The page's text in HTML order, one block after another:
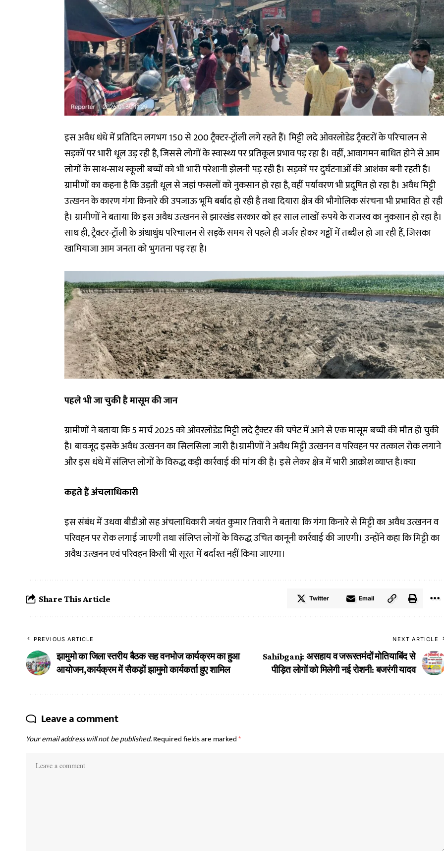
इस अवैध धंधे में प्रतिदिन लगभग 150 से 200 ट्रैक्टर-ट्रॉली लगे रहते हैं। मिट्टी लदे ओवरलोडेड ट्रैक्टरों के परिचालन से
सड़कों पर भारी धूल उड़ रही है, जिससे लोगों के स्वास्थ्य पर प्रतिकूल प्रभाव पड़ रहा है। वहीं, आवागमन बाधित होने से आम
लोगों के साथ-साथ स्कूली बच्चों को भी भारी परेशानी झेलनी पड़ रही है। सड़कों पर दुर्घटनाओं की आशंका बनी रहती है।
ग्रामीणों का कहना है कि उड़ती धूल से जहां फसलों को नुकसान हो रहा है, वहीं पर्यावरण भी प्रदूषित हो रहा है। अवैध मिट्टी
उत्खनन के कारण गंगा किनारे की उपजाऊ भूमि बर्बाद हो रही है तथा दियारा क्षेत्र की भौगोलिक संरचना भी प्रभावित हो रही
है। ग्रामीणों ने बताया कि इस अवैध उत्खनन से झारखंड सरकार को हर साल लाखों रुपये के राजस्व का नुकसान हो रहा है।
साथ ही, ट्रैक्टर-ट्रॉली के अंधाधुंध परिचालन से सड़कें समय से पहले ही जर्जर होकर गड्ढों में तब्दील हो जा रही हैं, जिसका
खामियाजा आम जनता को भुगतना पड़ रहा है।
पहले भी जा चुकी है मासूम की जान
ग्रामीणों ने बताया कि 5 मार्च 2025 को ओवरलोडेड मिट्टी लदे ट्रैक्टर की चपेट में आने से एक मासूम बच्ची की मौत हो चुकी
है। बावजूद इसके अवैध उत्खनन का सिलसिला जारी है।ग्रामीणों ने अवैध मिट्टी उत्खनन व परिवहन पर तत्काल रोक लगाने
और इस धंधे में संलिप्त लोगों के विरुद्ध कड़ी कार्रवाई की मांग की है। इसे लेकर क्षेत्र में भारी आक्रोश व्याप्त है।क्या
कहते हैं अंचलाधिकारी
इस संबंध में उधवा बीडीओ सह अंचलाधिकारी जयंत कुमार तिवारी ने बताया कि गंगा किनारे से मिट्टी का अवैध उत्खनन व
परिवहन पर रोक लगाई जाएगी तथा संलिप्त लोगों के विरुद्ध उचित कानूनी कार्रवाई की जाएगी। उन्होंने कहा कि मिट्टी का
अवैध उत्खनन एवं परिवहन किसी भी सूरत में बर्दाश्त नहीं किया जाएगा।
Share This Article Twitter Email
PREVIOUS ARTICLE
झामुमो का जिला स्तरीय बैठक सह वनभोज कार्यक्रम का हुआ
आयोजन,कार्यक्रम में सैकड़ों झामुमो कार्यकर्ता हुए शामिल
NEXT ARTICLE
Sahibganj: असहाय व जरूरतमंदों मोतियाबिंद से
पीड़ित लोगों को मिलेगी नई रोशनी: बजरंगी यादव
Leave a comment
Your email address will not be published.Required fields are marked*